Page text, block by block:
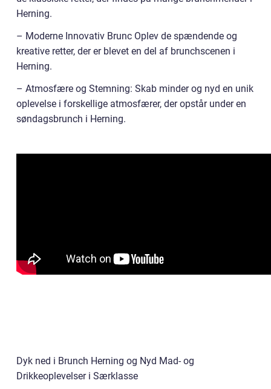
Herning.
– Moderne Innovativ Brunc Oplev de spændende og
kreative retter, der er blevet en del af brunchscenen i
Herning.
– Atmosfære og Stemning: Skab minder og nyd en unik
oplevelse i forskellige atmosfærer, der opstår under en
søndagsbrunch i Herning.
Dyk ned i Brunch Herning og Nyd Mad- og
Drikkeoplevelser i Særklasse